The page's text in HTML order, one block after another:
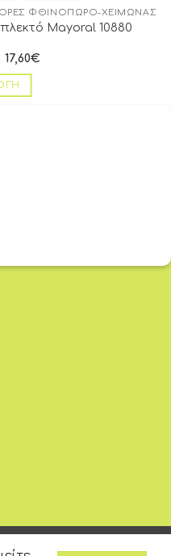
ΦΘΙΝΌΠΩΡΟ-ΧΕΙΜΏΝΑΣ
Mayoral 10880
17,60€